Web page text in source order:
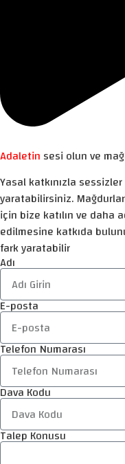
Adaletin sesi olun ve
Yasal katkınızla
yaratabilirsiniz.
için bize katılın ve daha
edilmesine katkıda
fark yaratabilir
Adı
E-posta
Telefon Numarası
Dava Kodu
Talep Konusu